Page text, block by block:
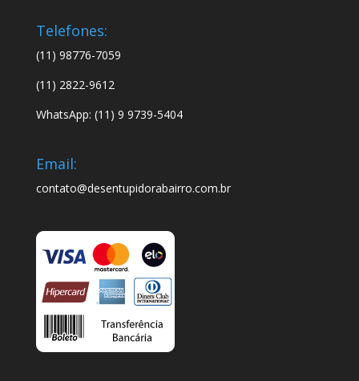
Telefones:
(11) 98776-7059
(11) 2822-9612
WhatsApp: (11) 9 9739-5404
Email:
contato@desentupidorabairro.com.br